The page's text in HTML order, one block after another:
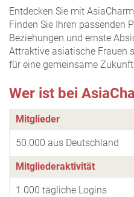
Entdecken Sie mit
Finden Sie Ihren passenden
Beziehungen und ernste
Attraktive asiatische Frauen
für eine gemeinsame
Wer ist bei
Mitglieder
50.000 aus Deutschland
Mitgliederaktivität
1.000 tägliche Logins